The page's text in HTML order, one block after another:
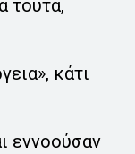
τούτα,
κάτι
εννοούσαν